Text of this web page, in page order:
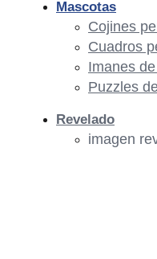
Mascotas
Cojines
Cuadros
Imanes
Puzzles
Revelado
imagen